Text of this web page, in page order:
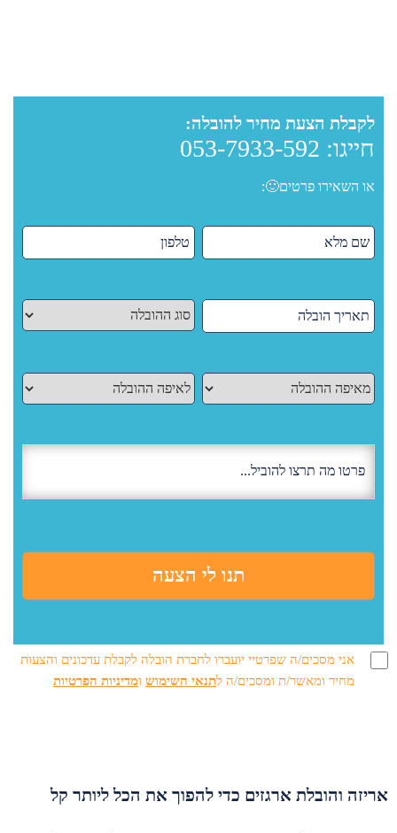
לקבלת הצעת מחיר להובלה:
חייגו: 053-7933-592
או השאירו פרטים🙂:
אני מסכים/ה שפרטיי יועברו לחברת הובלה לקבלת עדכונים והצעות
מחיר ומאשר/ת ומסכים/ה לתנאי השימוש ומדיניות הפרטיות
אריזה והובלת ארגזים כדי להפוך את הכל ליותר קל